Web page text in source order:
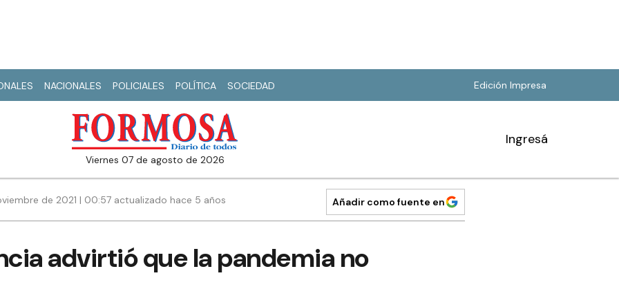
NACIONALES POLICIALES POLÍTICA SOCIEDAD Edición Impresa
viernes 07 de agosto de 2026
Ingresá
de 2021 | 00:57 actualizado hace 5 años Añadir como fuente en
advirtió que la pandemia no